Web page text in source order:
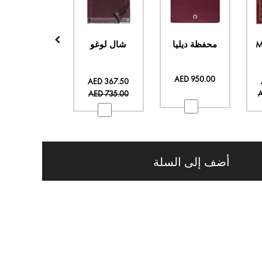
محفظة ديليا
AED 950.00
شال لوغو
الخاص
AED 367.50
AED 735.00
أضف إلى السلة